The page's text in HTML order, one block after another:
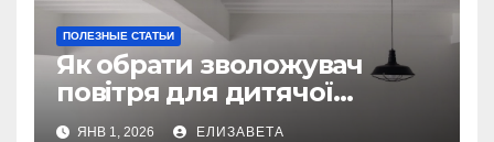
ПОЛЕЗНЫЕ СТАТЬИ
Як обрати зволожувач
повітря для дитячої
кімнати
ЯНВ 1, 2026 ЕЛИЗАВЕТА